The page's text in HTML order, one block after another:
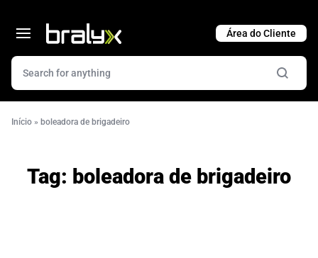
Início » boleadora de brigadeiro
Tag: boleadora de brigadeiro